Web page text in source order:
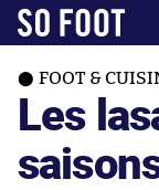
FOOT &
Les